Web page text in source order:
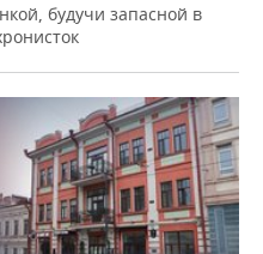
будучи запасной в